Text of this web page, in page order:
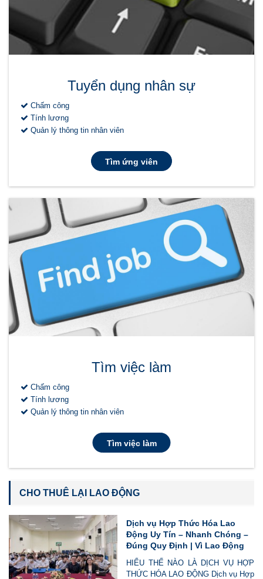
Tuyển dụng nhân sự
Chấm công
Tính lương
Quản lý thông tin nhân viên
Tìm ứng viên
Tìm việc làm
Chấm công
Tính lương
Quản lý thông tin nhân viên
Tìm việc làm
CHO THUÊ LẠI LAO ĐỘNG
Dịch vụ Hợp Thức Hóa Lao
Động Uy Tín – Nhanh Chóng –
Đúng Quy Định | Vì Lao Động
HIỂU THẾ NÀO LÀ DỊCH VỤ HỢP
THỨC HÓA LAO ĐỘNG Dịch vụ Hợp